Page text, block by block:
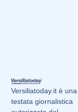
Versiliatoday.it è una
testata giornalistica